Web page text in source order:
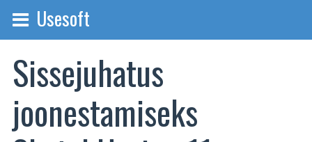
Usesoft
Sissejuhatus
joonestamiseks